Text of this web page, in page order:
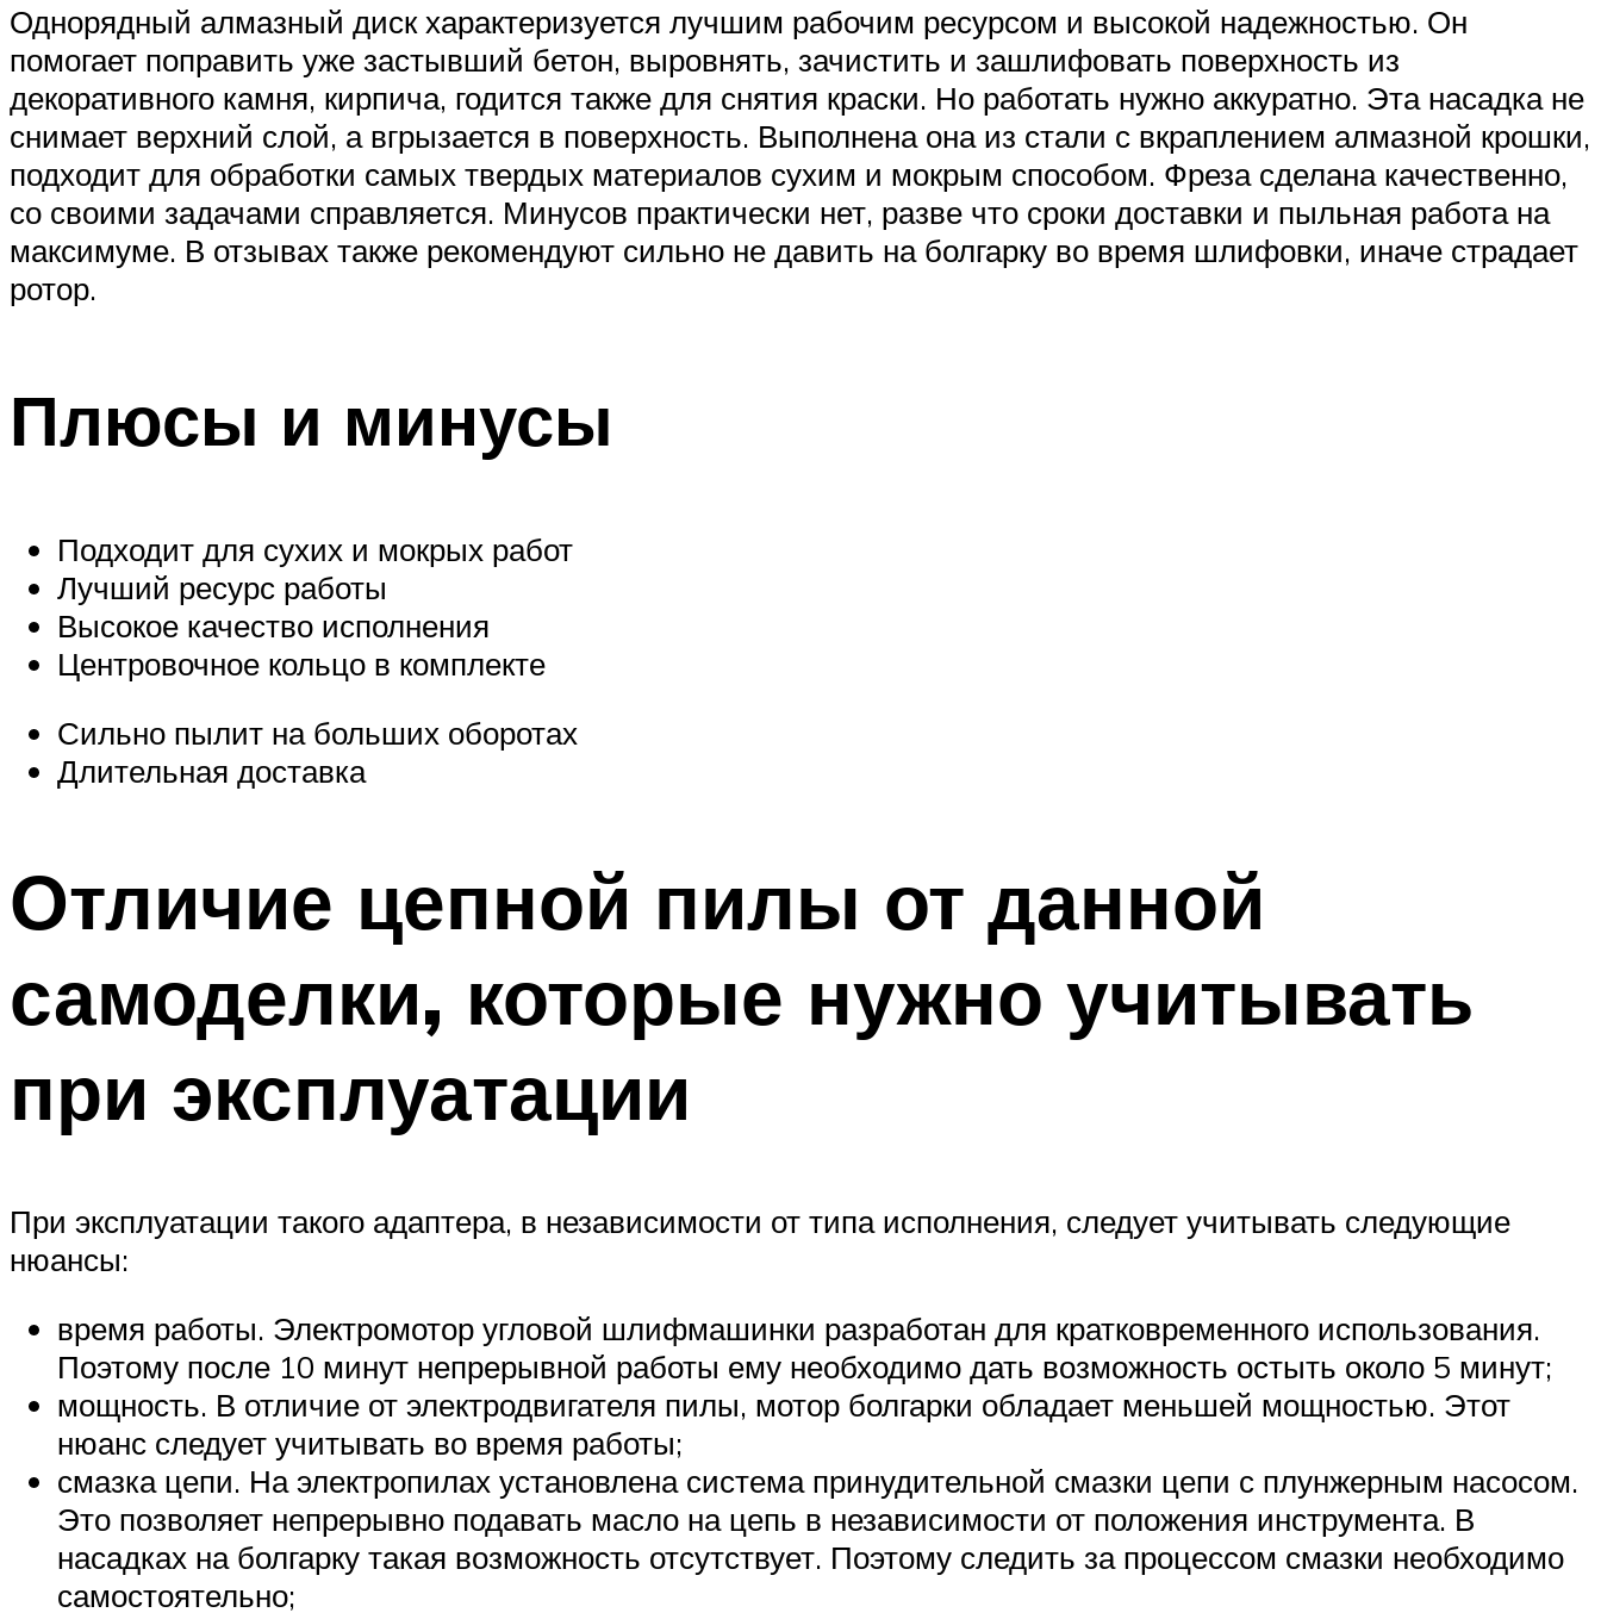
Однорядный алмазный диск характеризуется лучшим рабочим ресурсом и высокой надежностью. Он
помогает поправить уже застывший бетон, выровнять, зачистить и зашлифовать поверхность из
декоративного камня, кирпича, годится также для снятия краски. Но работать нужно аккуратно. Эта насадка не
снимает верхний слой, а вгрызается в поверхность. Выполнена она из стали с вкраплением алмазной крошки,
подходит для обработки самых твердых материалов сухим и мокрым способом. Фреза сделана качественно,
со своими задачами справляется. Минусов практически нет, разве что сроки доставки и пыльная работа на
максимуме. В отзывах также рекомендуют сильно не давить на болгарку во время шлифовки, иначе страдает
ротор.
Плюсы и минусы
Подходит для сухих и мокрых работ
Лучший ресурс работы
Высокое качество исполнения
Центровочное кольцо в комплекте
Сильно пылит на больших оборотах
Длительная доставка
Отличие цепной пилы от данной
самоделки, которые нужно учитывать
при эксплуатации
При эксплуатации такого адаптера, в независимости от типа исполнения, следует учитывать следующие
нюансы:
время работы. Электромотор угловой шлифмашинки разработан для кратковременного использования.
Поэтому после 10 минут непрерывной работы ему необходимо дать возможность остыть около 5 минут;
мощность. В отличие от электродвигателя пилы, мотор болгарки обладает меньшей мощностью. Этот
нюанс следует учитывать во время работы;
смазка цепи. На электропилах установлена система принудительной смазки цепи с плунжерным насосом.
Это позволяет непрерывно подавать масло на цепь в независимости от положения инструмента. В
насадках на болгарку такая возможность отсутствует. Поэтому следить за процессом смазки необходимо
самостоятельно;